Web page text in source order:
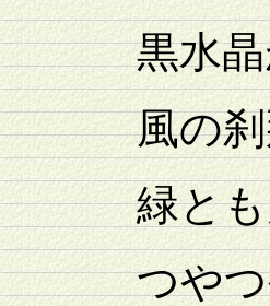
黒水晶が
風の刹那
緑とも見
つやつや